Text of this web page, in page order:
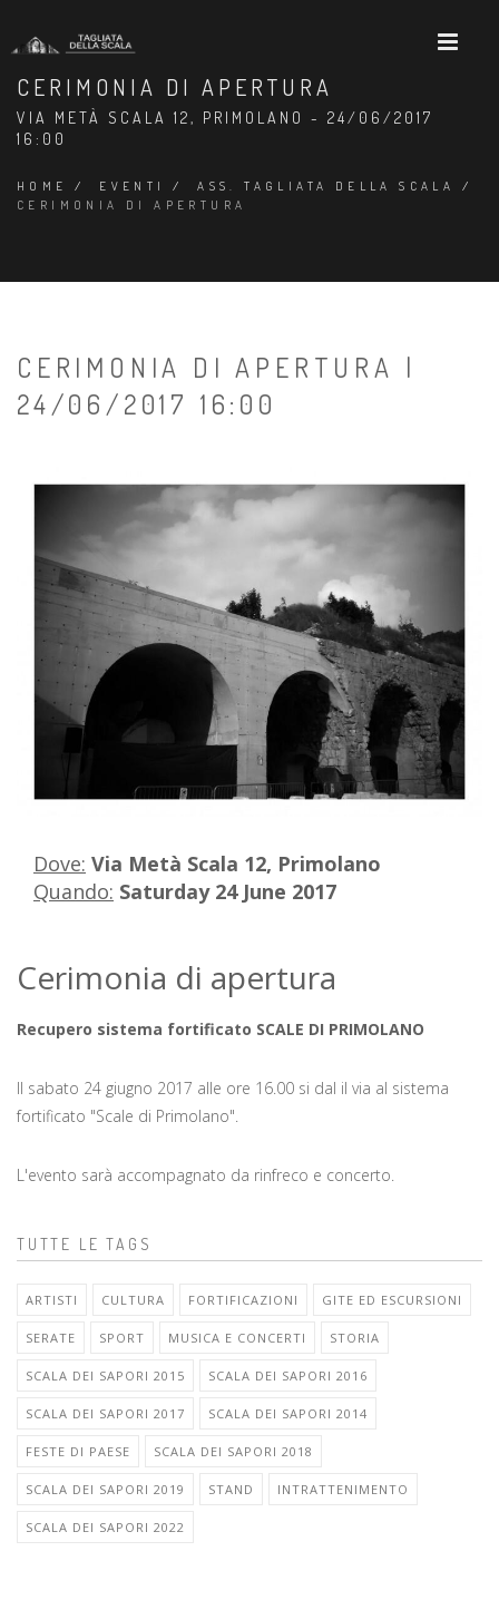
CERIMONIA DI APERTURA
VIA METÀ SCALA 12, PRIMOLANO - 24/06/2017
16:00
HOME / EVENTI /ASS. TAGLIATA DELLA SCALA
/
CERIMONIA DI APERTURA
CERIMONIA DI APERTURA |
24/06/2017 16:00
Dove: Via Metà Scala 12, Primolano
Quando: Saturday 24 June 2017
Cerimonia di apertura
Recupero sistema fortificato SCALE DI PRIMOLANO
Il sabato 24 giugno 2017 alle ore 16.00 si dal il via al sistema
fortificato "Scale di Primolano".
L'evento sarà accompagnato da rinfreco e concerto.
TUTTE LE TAGS
ARTISTI CULTURA FORTIFICAZIONI GITE ED ESCURSIONI
SERATE SPORT MUSICA E CONCERTI STORIA
SCALA DEI SAPORI 2015 SCALA DEI SAPORI 2016
SCALA DEI SAPORI 2017 SCALA DEI SAPORI 2014
FESTE DI PAESE SCALA DEI SAPORI 2018
SCALA DEI SAPORI 2019 STAND INTRATTENIMENTO
SCALA DEI SAPORI 2022